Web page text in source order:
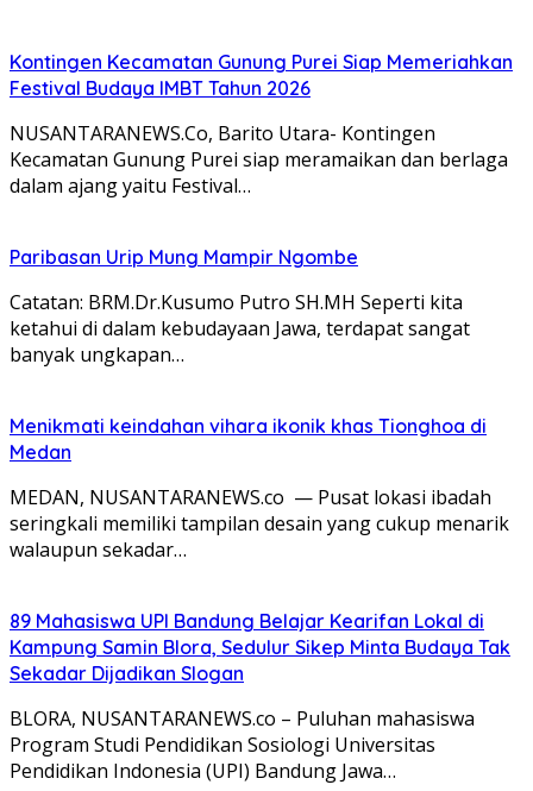
Kontingen Kecamatan Gunung Purei Siap Memeriahkan
Festival Budaya IMBT Tahun 2026
NUSANTARANEWS.Co, Barito Utara- Kontingen
Kecamatan Gunung Purei siap meramaikan dan berlaga
dalam ajang yaitu Festival…
Paribasan Urip Mung Mampir Ngombe
Catatan: BRM.Dr.Kusumo Putro SH.MH Seperti kita
ketahui di dalam kebudayaan Jawa, terdapat sangat
banyak ungkapan…
Menikmati keindahan vihara ikonik khas Tionghoa di
Medan
MEDAN, NUSANTARANEWS.co — Pusat lokasi ibadah
seringkali memiliki tampilan desain yang cukup menarik
walaupun sekadar…
89 Mahasiswa UPI Bandung Belajar Kearifan Lokal di
Kampung Samin Blora, Sedulur Sikep Minta Budaya Tak
Sekadar Dijadikan Slogan
‎BLORA, NUSANTARANEWS.co – Puluhan mahasiswa
Program Studi Pendidikan Sosiologi Universitas
Pendidikan Indonesia (UPI) Bandung Jawa…